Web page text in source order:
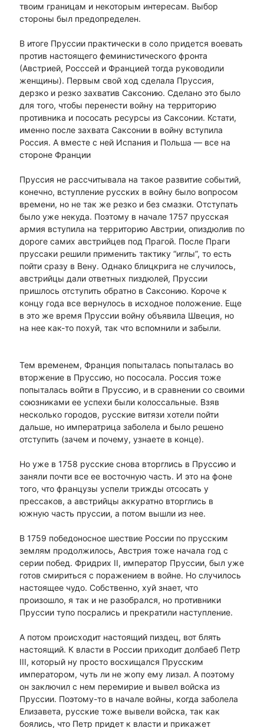
твоим границам и некоторым интересам. Выбор
стороны был предопределен.
В итоге Пруссии практически в соло придется воевать
против настоящего феминистического фронта
(Австрией, Росссей и Францией тогда руководили
женщины). Первым свой ход сделала Пруссия,
дерзко и резко захватив Саксонию. Сделано это было
для того, чтобы перенести войну на территорию
противника и пососать ресурсы из Саксонии. Кстати,
именно после захвата Саксонии в войну вступила
Россия. А вместе с ней Испания и Польша — все на
стороне Франции
Пруссия не рассчитывала на такое развитие событий,
конечно, вступление русских в войну было вопросом
времени, но не так же резко и без смазки. Отступать
было уже некуда. Поэтому в начале 1757 прусская
армия вступила на территорию Австрии, опиздюлив по
дороге самих австрийцев под Прагой. После Праги
пруссаки решили применить тактику “иглы”, то есть
пойти сразу в Вену. Однако блицкрига не случилось,
австрийцы дали ответных пиздюлей, Пруссии
пришлось отступить обратно в Саксонию. Короче к
концу года все вернулось в исходное положение. Еще
в это же время Пруссии войну объявила Швеция, но
на нее как-то похуй, так что вспомнили и забыли.
Тем временем, Франция попыталась попыталась во
вторжение в Пруссию, но пососала. Россия тоже
попыталась войти в Пруссию, и в сравнении со своими
союзниками ее успехи были колоссальные. Взяв
несколько городов, русские витязи хотели пойти
дальше, но императрица заболела и было решено
отступить (зачем и почему, узнаете в конце).
Но уже в 1758 русские снова вторглись в Пруссию и
заняли почти все ее восточную часть. И это на фоне
того, что французы успели трижды отсосать у
прессаков, а австрийцы аккуратно вторглись в
южную часть пруссии, а потом вышли из нее.
В 1759 победоносное шествие России по прусским
землям продолжилось, Австрия тоже начала год с
серии побед. Фридрих II, император Пруссии, был уже
готов смириться с поражением в войне. Но случилось
настоящее чудо. Собственно, хуй знает, что
произошло, я так и не разобрался, но противники
Пруссии тупо посрались и прекратили наступление.
А потом происходит настоящий пиздец, вот блять
настоящий. К власти в России приходит долбаеб Петр
III, который ну просто восхищался Прусским
императором, чуть ли не жопу ему лизал. А поэтому
он заключил с нем перемирие и вывел войска из
Пруссии. Поэтому-то в начале войны, когда заболела
Елизавета, русские тоже вывели войска, так как
боялись, что Петр придет к власти и прикажет